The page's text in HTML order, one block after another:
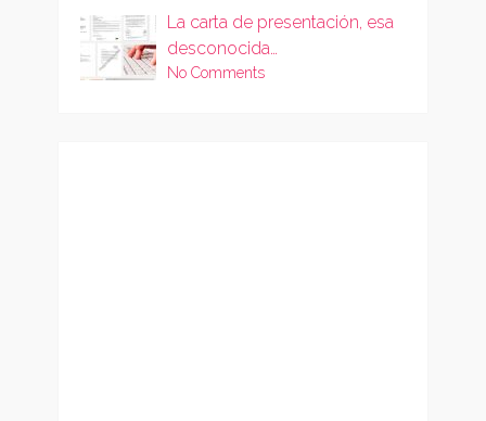
La carta de presentación, esa
desconocida…
No Comments